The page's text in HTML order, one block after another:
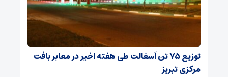
توزیع ۷۵ تن آسفالت طی هفته اخیر در معابر بافت
مرکزی تبریز